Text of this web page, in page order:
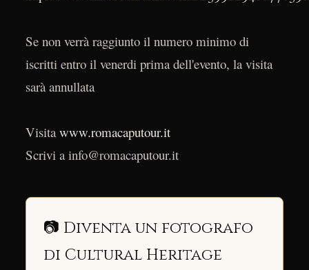
Se non verrà raggiunto il numero minimo di
iscritti entro il venerdi prima dell'evento, la visita
sarà annullata
Visita www.romacaputour.it
Scrivi a info@romacaputour.it
📷 Diventa un fotografo
di Cultural Heritage